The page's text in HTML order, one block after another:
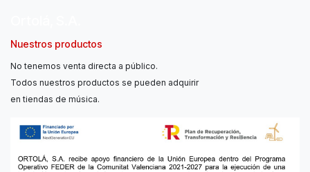
Nuestros productos
No tenemos venta directa a público.
Todos nuestros productos se pueden adquirir
en tiendas de música.